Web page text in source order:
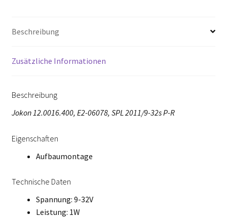
Beschreibung
Zusätzliche Informationen
Beschreibung
Jokon 12.0016.400, E2-06078, SPL 2011/9-32s P-R
Eigenschaften
Aufbaumontage
Technische Daten
Spannung: 9-32V
Leistung: 1W